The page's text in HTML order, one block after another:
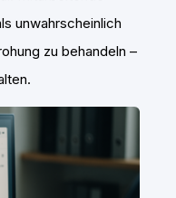
unwahrscheinlich
zu behandeln –